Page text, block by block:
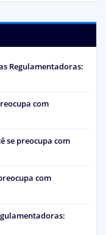
Regulamentadoras:
com
se preocupa com
com